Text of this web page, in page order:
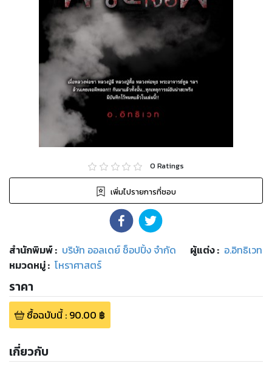
0 Ratings
เพิ่มไปรายการที่ชอบ
สำนักพิมพ์: บริษัท ออลเดย์ ช็อปปิ้ง จำกัด ผู้แต่ง : อ.อิทธิเวท
หมวดหมู่: โหราศาสตร์
ราคา
ซื้อฉบับนี้: 90.00 ฿
เกี่ยวกับ